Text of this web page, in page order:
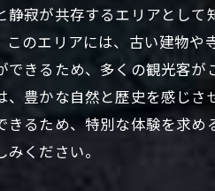
隠れ家的レストラ
比永城町ならでは
リピーターが続出
比永城町の隠れ家で味
贅沢なひとときの
寂が共存するエリアとし
のエリアには、古い建物や
きるため、多くの観光客
豊かな自然と歴史を感じ
るため、特別な体験を求
ください。